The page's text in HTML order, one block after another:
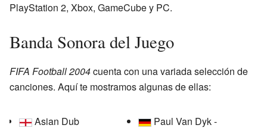
PlayStation 2, Xbox, GameCube y PC.
Banda Sonora del Juego
FIFA Football 2004cuenta con una variada selección de
canciones. Aquí te mostramos algunas de ellas:
Asian Dub
Paul Van Dyk -